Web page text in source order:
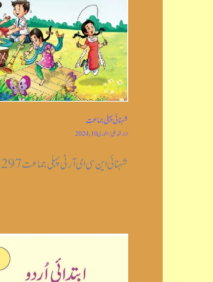
شہنائی پہلی جماعت
ازارشد علی/جنوری 10, 2024
شہنائی این سی ای آر ٹی پہلی جماعت Post Views: 2,297